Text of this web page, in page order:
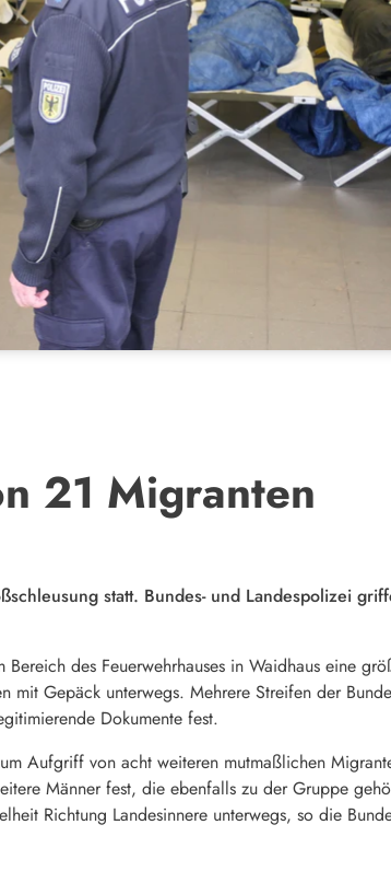
21 Migranten
statt. Bundes- und Landespolizei
des Feuerwehrhauses in Waidhaus eine
mit Gepäck unterwegs. Mehrere Streifen der
Dokumente fest.
Aufgriff von acht weiteren mutmaßlichen
Männer fest, die ebenfalls zu der Gruppe
Richtung Landesinnere unterwegs, so die